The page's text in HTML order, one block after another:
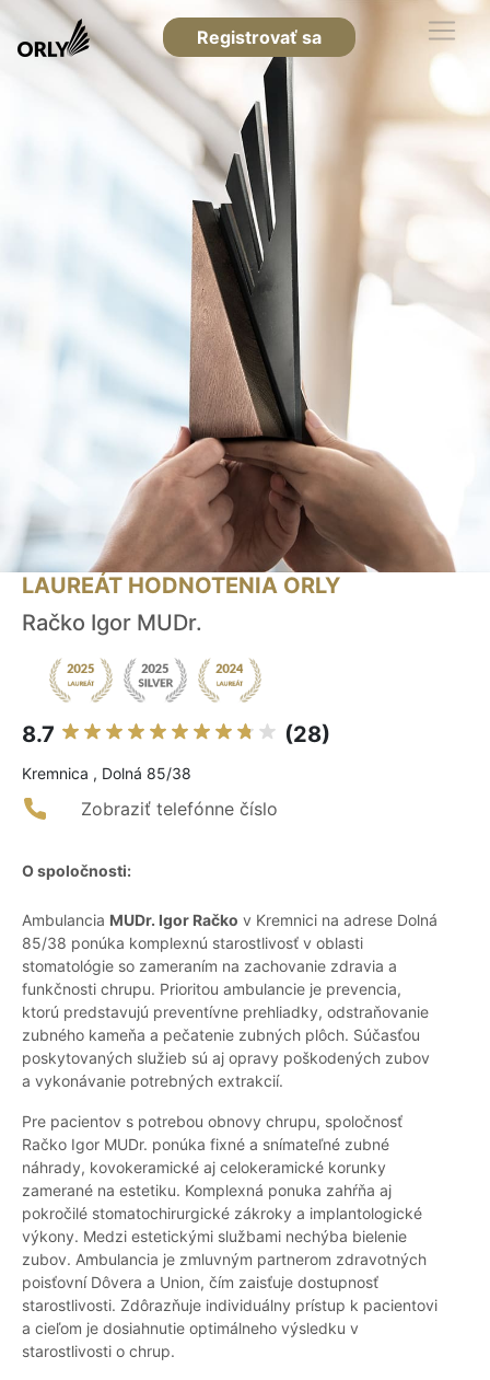
Registrovať sa
LAUREÁT HODNOTENIA ORLY
Račko Igor MUDr.
8.7 (28)
Kremnica , Dolná 85/38
Zobraziť telefónne číslo
O spoločnosti:
Ambulancia MUDr. Igor Račko v Kremnici na adrese Dolná
85/38 ponúka komplexnú starostlivosť v oblasti
stomatológie so zameraním na zachovanie zdravia a
funkčnosti chrupu. Prioritou ambulancie je prevencia,
ktorú predstavujú preventívne prehliadky, odstraňovanie
zubného kameňa a pečatenie zubných plôch. Súčasťou
poskytovaných služieb sú aj opravy poškodených zubov
a vykonávanie potrebných extrakcií.
Pre pacientov s potrebou obnovy chrupu, spoločnosť
Račko Igor MUDr. ponúka fixné a snímateľné zubné
náhrady, kovokeramické aj celokeramické korunky
zamerané na estetiku. Komplexná ponuka zahŕňa aj
pokročilé stomatochirurgické zákroky a implantologické
výkony. Medzi estetickými službami nechýba bielenie
zubov. Ambulancia je zmluvným partnerom zdravotných
poisťovní Dôvera a Union, čím zaisťuje dostupnosť
starostlivosti. Zdôrazňuje individuálny prístup k pacientovi
a cieľom je dosiahnutie optimálneho výsledku v
starostlivosti o chrup.